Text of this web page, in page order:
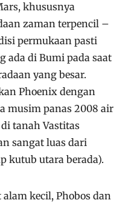
khususnya
zaman terpencil –
permukaan pasti
ada di Bumi pada saat
yang besar.
Phoenix dengan
musim panas 2008 air
tanah Vastitas
sangat luas dari
kutub utara berada).
kecil, Phobos dan